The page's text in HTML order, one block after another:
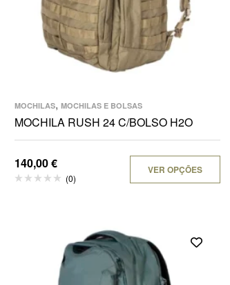
MOCHILAS, MOCHILAS E BOLSAS
MOCHILA RUSH 24 C/BOLSO H2O
140,00€
(0)
VER OPÇÕES